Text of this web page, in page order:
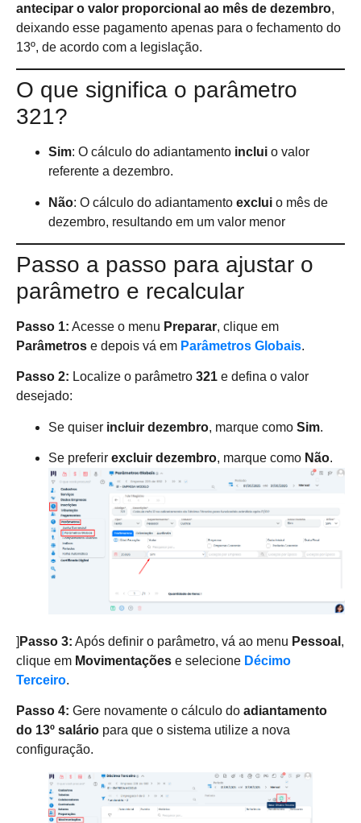
antecipar o valor proporcional ao mês de dezembro,
deixando esse pagamento apenas para o fechamento do
13º, de acordo com a legislação.
O que significa o parâmetro
321?
Sim: O cálculo do adiantamento inclui o valor
referente a dezembro.
Não: O cálculo do adiantamento exclui o mês de
dezembro, resultando em um valor menor
Passo a passo para ajustar o
parâmetro e recalcular
Passo 1: Acesse o menu Preparar, clique em
Parâmetros e depois vá em Parâmetros Globais.
Passo 2: Localize o parâmetro 321 e defina o valor
desejado:
Se quiser incluir dezembro, marque como Sim.
Se preferir excluir dezembro, marque como Não.
] Passo 3: Após definir o parâmetro, vá ao menu Pessoal ,
clique em Movimentações e selecione Décimo
Terceiro.
Passo 4: Gere novamente o cálculo do adiantamento
do 13º salário para que o sistema utilize a nova
configuração.